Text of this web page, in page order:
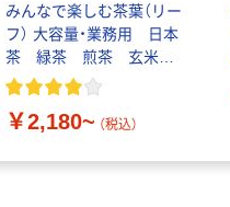
みんなで楽しむ茶葉（リー
フ） 大容量・業務用 日本
茶 緑茶 煎茶 玄米
茶 ほうじ茶
￥2,180~ （税込）
リジナル
【アスクル限定】
ファーストレイ
ト ニトリルグ
ローブ ホワイ
ウダーフリー）
￥698~ （税込）